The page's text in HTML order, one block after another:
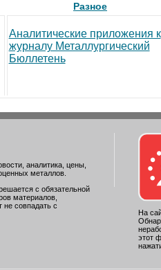
Разное
Аналитические приложения к
журналу Металлургический
Бюллетень
аналитика, цены,
металлов.
с обязательной
материалов,
совпадать с
На
этот